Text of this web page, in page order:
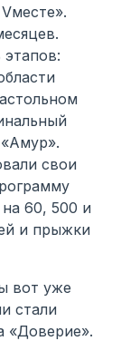
свои
60, 500 и
и прыжки
вот уже
стали
«Доверие».